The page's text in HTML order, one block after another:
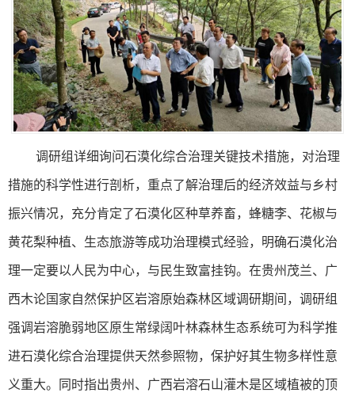
调研组详细询问石漠化综合治理关键技术措施，对治理
措施的科学性进行剖析，重点了解治理后的经济效益与乡村
振兴情况，充分肯定了石漠化区种草养畜，蜂糖李、花椒与
黄花梨种植、生态旅游等成功治理模式经验，明确石漠化治
理一定要以人民为中心，与民生致富挂钩。在贵州茂兰、广
西木论国家自然保护区岩溶原始森林区域调研期间， 调研组
强调岩溶脆弱地区原生常绿阔叶林森林生态系统可为科学推
进石漠化综合治理提供天然参照物，保护好其生物多样性意
义重大。同时指出贵州、广西岩溶石山灌木是区域植被的顶